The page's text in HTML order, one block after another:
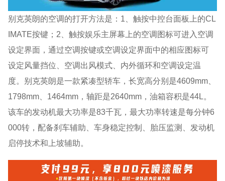
别克英朗的空调的打开方法是：1、触按中控台面板上的CL
IMATE按键；2、触按娱乐主屏幕上的空调图标可进入空调
设定界面，通过空调按键或空调设定界面中的相应图标可
设定风量挡位、空调出风模式、内外循环和空调设定温
度。别克英朗是一款紧凑型轿车，长宽高分别是4609mm、
1798mm、1464mm，轴距是2640mm，油箱容积是44L。
该车的发动机最大功率是83千瓦，最大功率转速是每分钟6
000转，配备刹车辅助、车身稳定控制、胎压监测、发动机
启停技术和上坡辅助。